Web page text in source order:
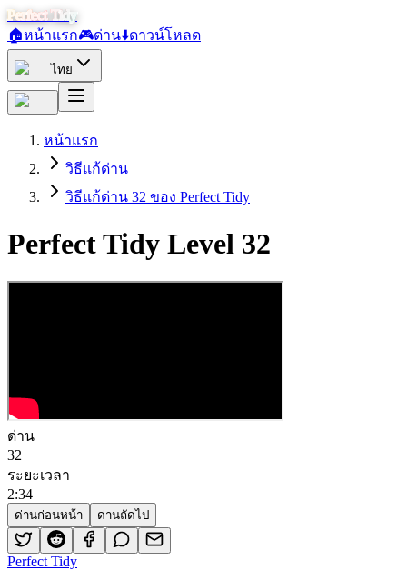
Perfect Tidy
🏠หน้าแรก🎮ด่าน⬇️ดาวน์โหลด
ไทย
หน้าแรก
วิธีแก้ด่าน
วิธีแก้ด่าน 32 ของ Perfect Tidy
Perfect Tidy Level 32
ด่าน
32
ระยะเวลา
2:34
ด่านก่อนหน้า ด่านถัดไป
Perfect Tidy